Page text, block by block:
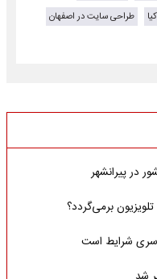
طراحی سایت در اصفهان
در پیرانشهر
برمی‌گردد؟
سری شرایط است